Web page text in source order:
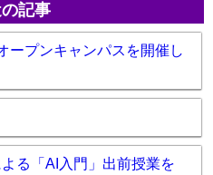
記事
ープンキャンパスを開催し
る「AI入門」出前授業を